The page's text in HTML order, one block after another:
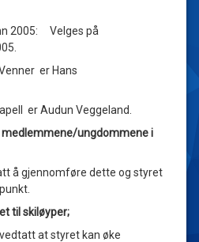
2005: Velges på
er Hans
er Audun Veggeland.
medlemmene/ungdommene i
å gjennomføre dette og styret
til skiløyper;
at styret kan øke